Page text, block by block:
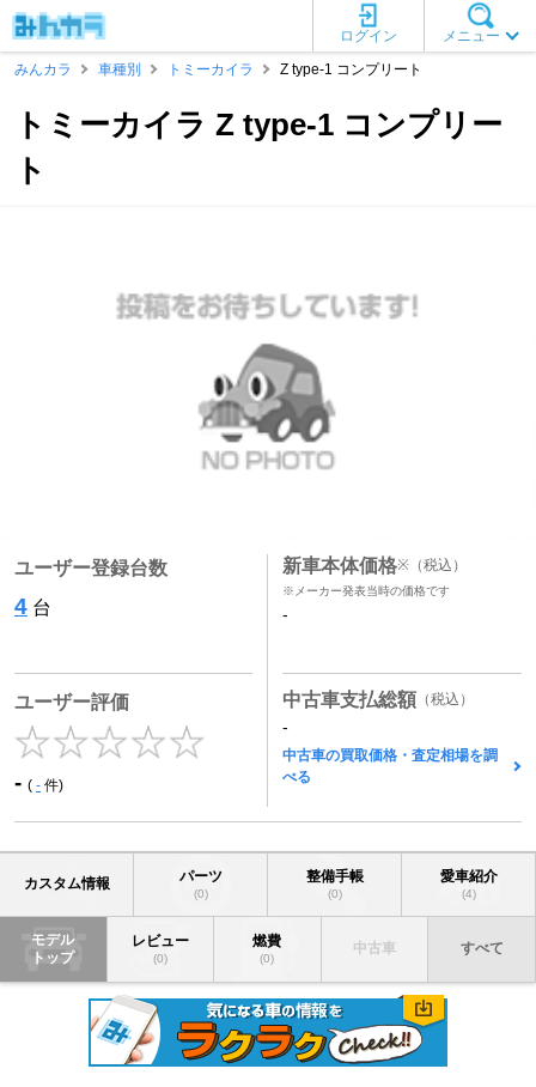
メニュー
ログイン
みんカラ
車種別 トミーカイラ Z type-1 コンプリート
トミーカイラ Z type-1 コンプリー
ト
ユーザー登録台数
4 台
ユーザー評価
- ( - 件)
新車本体価格※ （税込）
※メーカー発表当時の価格です
-
中古車支払総額 （税込）
-
中古車の買取価格・査定相場を調
べる
カスタム情報 パーツ
(0)
整備手帳
(0)
愛車紹介
(4)
モデル
トップ
レビュー
(0)
燃費
(0)
中古車 すべて